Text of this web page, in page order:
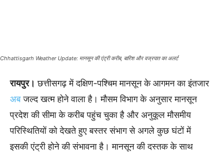
Chhattisgarh Weather Update: मानसून की एंट्री करीब, बारिश और वज्रपात का अलर्ट
रायपुर। छत्तीसगढ़ में दक्षिण-पश्चिम मानसून के आगमन का इंतजार
अबजल्द खत्म होने वाला है। मौसम विभाग के अनुसार मानसून
प्रदेश की सीमा के करीब पहुंच चुका है और अनुकूल मौसमीय
परिस्थितियों को देखते हुए बस्तर संभाग से अगले कुछ घंटों में
इसकी एंट्री होने की संभावना है। मानसून की दस्तक के साथ